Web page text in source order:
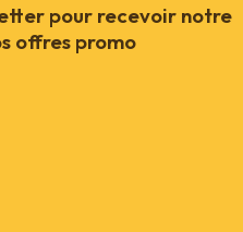
produitpour recevoir notre
offres promo